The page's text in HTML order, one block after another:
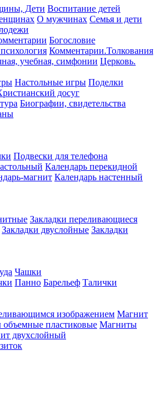
Дети Воспитание детей
О мужчинах Семья и дети
Богословие
Комментарии.Толкования
учебная, симфонии Церковь.
Настольные игры Поделки
досуг
Биографии, свидетельства
Подвески для телефона
Календарь перекидной
магнит Календарь настенный
Закладки переливающиеся
Закладки двуслойные Закладки
Чашки
Панно Барельеф Талички
изображением Магнит
пластиковые Магниты
двухслойный